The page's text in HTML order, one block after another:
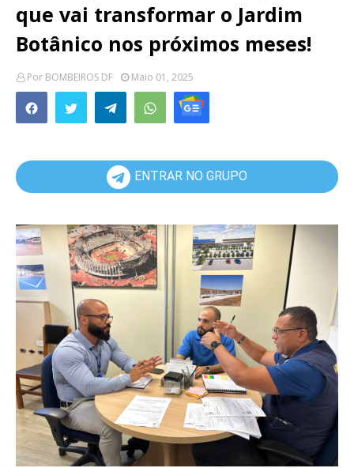
que vai transformar o Jardim
Botânico nos próximos meses!
Por BOMBEIROS DF Maio 01, 2025
ENTRAR NO GRUPO